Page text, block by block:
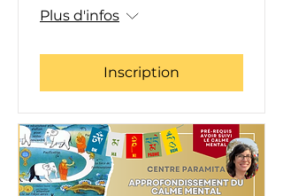
Plus d'infos
Inscription